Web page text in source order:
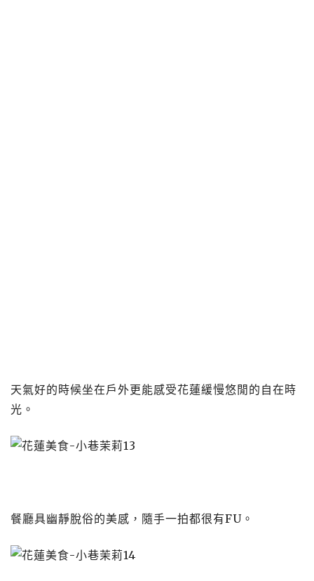
天氣好的時候坐在戶外更能感受花蓮緩慢悠閒的自在時
光。
餐廳具幽靜脫俗的美感，隨手一拍都很有FU。